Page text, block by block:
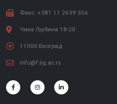
Факс: +381 11 2639 356
Чика Љубина 18-20
11000 Београд
info@f.bg.ac.rs